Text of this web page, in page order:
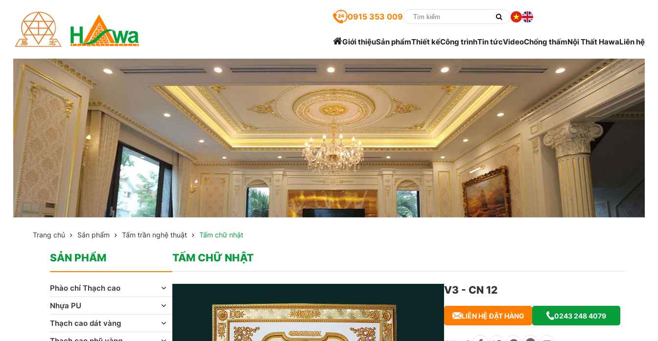
0915 353 009
Giới thiệuSản phẩmThiết kếCông trìnhTin tứcVideoChống thấmNội Thất HawaLiên hệ
Trang chủ Sản phẩm Tấm trần nghệ thuật Tấm chữ nhật
TẤM CHỮ NHẬT
V3 - CN 12
LIÊN HỆ ĐẶT HÀNG 0243 248 4079
SẢN PHẨM
Phào chỉ Thạch cao
Nhựa PU
Thạch cao dát vàng